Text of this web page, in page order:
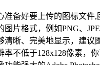
准备好要上传的图标文件,
图片格式，例如PNG、
清晰、完美地显示，建议
率不低于128x128像素，